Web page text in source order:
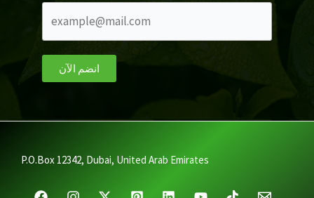
انضم الآن
P.O.Box 12342, Dubai, United Arab Emirates